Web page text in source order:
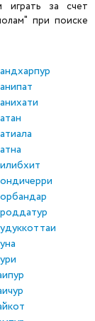
играть за счет
при поиске